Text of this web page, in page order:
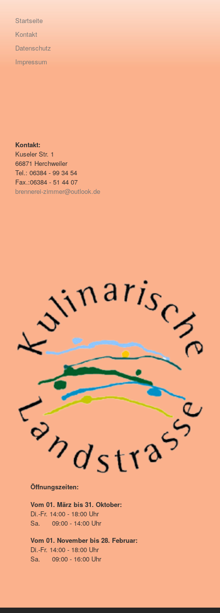
Startseite
Kontakt
Datenschutz
Impressum
Kontakt:
Kuseler Str. 1
66871 Herchweiler
Tel.: 06384 - 99 34 54
Fax.:06384 - 51 44 07
brennerei-zimmer@outlook.de
Öffnungszeiten:
Vom 01. März bis 31. Oktober:
Di.-Fr. 14:00 - 18:00 Uhr
Sa. 09:00 - 14:00 Uhr
Vom 01. November bis 28. Februar:
Di.-Fr. 14:00 - 18:00 Uhr
Sa. 09:00 - 16:00 Uhr